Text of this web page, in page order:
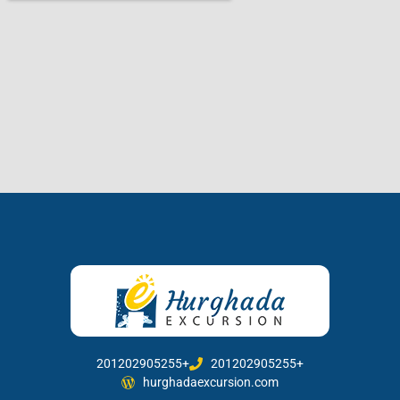
201202905255+
201202905255+
hurghadaexcursion.com